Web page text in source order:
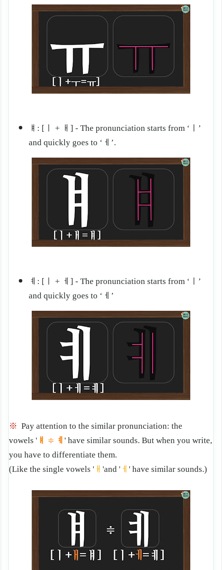
ㅒ: [ㅣ + ㅐ] - The pronunciation starts from ‘ㅣ ’
and quickly goes to ‘ ㅔ ’.
ㅖ: [ㅣ + ㅔ] - The pronunciation starts from ‘ㅣ ’
and quickly goes to ‘ ㅔ ’
※ Pay attention to the similar pronunciation: the
vowels ' ㅒ ≑ ㅖ ' have similar sounds. But when you write,
you have to differentiate them.
(Like the single vowels ' ㅐ 'and ' ㅔ ' have similar sounds.)